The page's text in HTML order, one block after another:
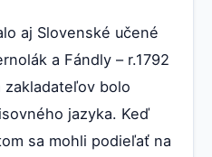
aj Slovenské učené
a Fándly – r.1792
zakladateľov bolo
jazyka. Keď
sa mohli podieľať na